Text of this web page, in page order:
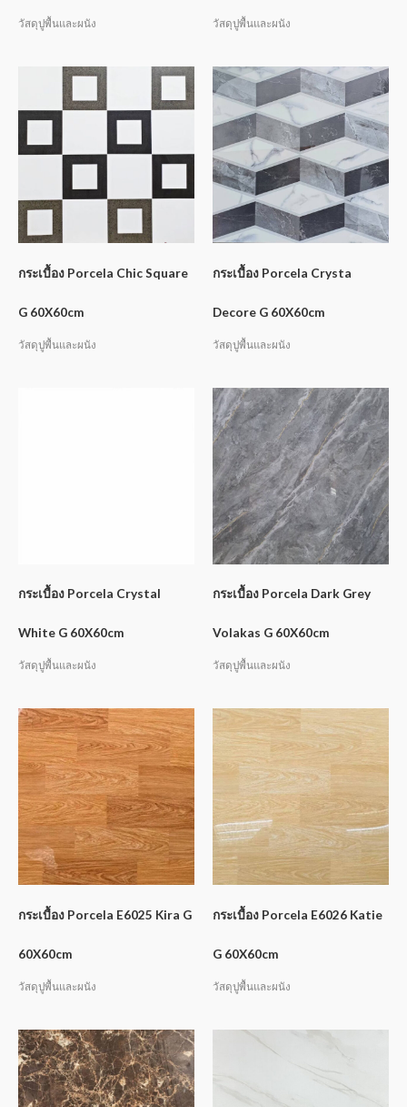
วัสดุปูพื้นและผนัง วัสดุปูพื้นและผนัง
กระเบื้อง Porcela Chic Square
G 60X60cm
วัสดุปูพื้นและผนัง
กระเบื้อง Porcela Crysta
Decore G 60X60cm
วัสดุปูพื้นและผนัง
กระเบื้อง Porcela Crystal
White G 60X60cm
วัสดุปูพื้นและผนัง
กระเบื้อง Porcela Dark Grey
Volakas G 60X60cm
วัสดุปูพื้นและผนัง
กระเบื้อง Porcela E6025 Kira G
60X60cm
วัสดุปูพื้นและผนัง
กระเบื้อง Porcela E6026 Katie
G 60X60cm
วัสดุปูพื้นและผนัง